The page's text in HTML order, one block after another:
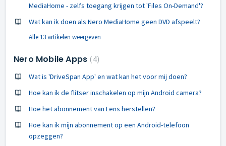
MediaHome - zelfs toegang krijgen tot 'Files On-Demand'?
Wat kan ik doen als Nero MediaHome geen DVD afspeelt?
Alle 13 artikelen weergeven
Nero Mobile Apps 4
Wat is 'DriveSpan App' en wat kan het voor mij doen?
Hoe kan ik de flitser inschakelen op mijn Android camera?
Hoe het abonnement van Lens herstellen?
Hoe kan ik mijn abonnement op een Android-telefoon
opzeggen?